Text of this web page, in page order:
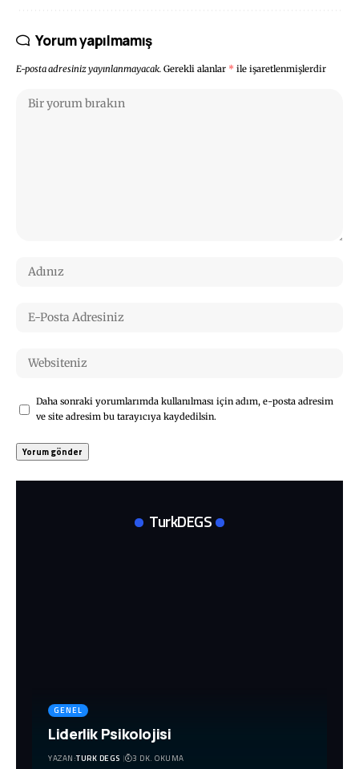
Yorum yapılmamış
E-posta adresiniz yayınlanmayacak. Gerekli alanlar * ile işaretlenmişlerdir
Daha sonraki yorumlarımda kullanılması için adım, e-posta adresim
ve site adresim bu tarayıcıya kaydedilsin.
TurkDEGS
GENEL
Liderlik Psikolojisi
YAZAN:TURK DEGS 3 DK. OKUMA